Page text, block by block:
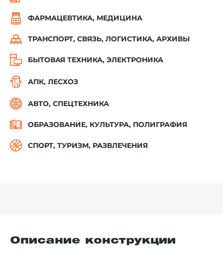
ФАРМАЦЕВТИКА, МЕДИЦИНА
ТРАНСПОРТ, СВЯЗЬ, ЛОГИСТИКА, АРХИВЫ
БЫТОВАЯ ТЕХНИКА, ЭЛЕКТРОНИКА
АПК, ЛЕСХОЗ
АВТО, СПЕЦТЕХНИКА
ОБРАЗОВАНИЕ, КУЛЬТУРА, ПОЛИГРАФИЯ
СПОРТ, ТУРИЗМ, РАЗВЛЕЧЕНИЯ
Описание конструкции